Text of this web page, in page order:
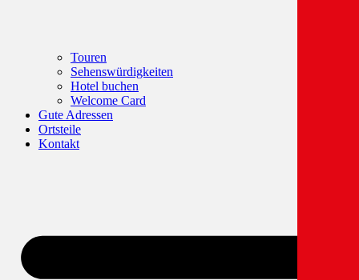
Touren
Sehenswürdigkeiten
Hotel buchen
Welcome Card
Gute Adressen
Ortsteile
Kontakt